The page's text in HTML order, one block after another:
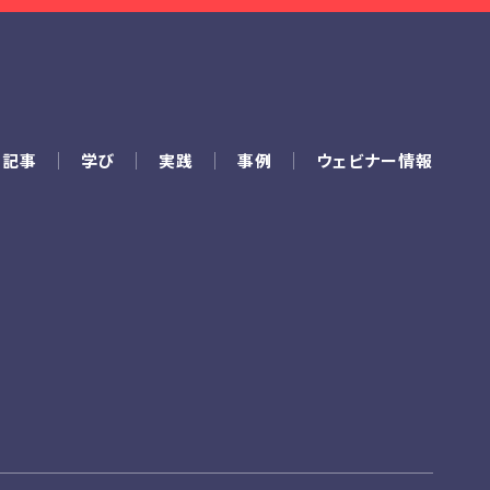
事 学び 実践 事例 ウェビナー情報